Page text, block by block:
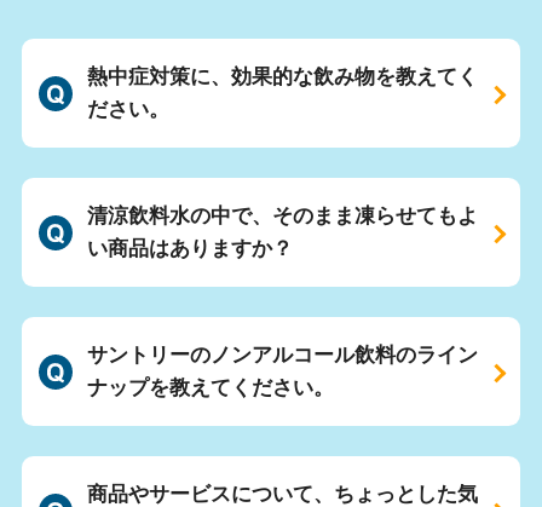
熱中症対策に、効果的な飲み物を教えてく
ださい。
清涼飲料水の中で、そのまま凍らせてもよ
い商品はありますか？
サントリーのノンアルコール飲料のライン
ナップを教えてください。
商品やサービスについて、ちょっとした気